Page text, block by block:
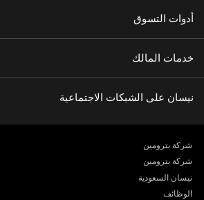
أدوات التسوق
خدمات المالك
نيسان على الشبكات الاجتماعية
شركة بترومين
شركة بترومين
نيسان السعودية
الوظائف